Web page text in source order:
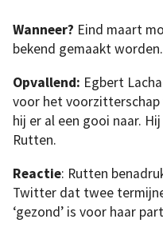
Wanneer? Eind maart
bekend gemaakt worden.
Opvallend: Egbert
voor het voorzitterschap
hij er al een gooi naar.
Rutten.
Reactie: Rutten
Twitter dat twee
‘gezond’ is voor haar